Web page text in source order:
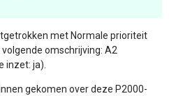
met Normale prioriteit
omschrijving: A2
inzet: ja).
gekomen over deze P2000-